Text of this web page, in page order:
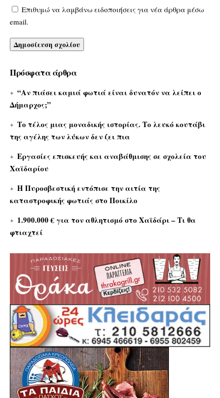
Επιθυμώ να λαμβάνω ειδοποιήσεις για νέα άρθρα μέσω
email.
Πρόσφατα άρθρα
“Αν πιάσει καμιά φωτιά είναι δυνατόν να λείπει ο
Δήμαρχος;”
Το τέλος μιας μοναδικής ιστορίας. Το λευκό κουτάβι
της αγέλης των λύκων δεν ζει πια
Εργασίες επισκευής και αναβάθμισης σε σχολεία του
Χαϊδαρίου
Η Πυροσβεστική εντόπισε την αιτία της
καταστροφικής φωτιάς στο Ποικίλο
1.900.000 € για τον αθλητισμό στο Χαϊδάρι – Τι θα
φτιαχτεί